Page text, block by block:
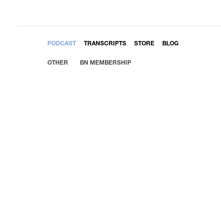
PODCAST TRANSCRIPTS STORE BLOG
OTHER BN MEMBERSHIP